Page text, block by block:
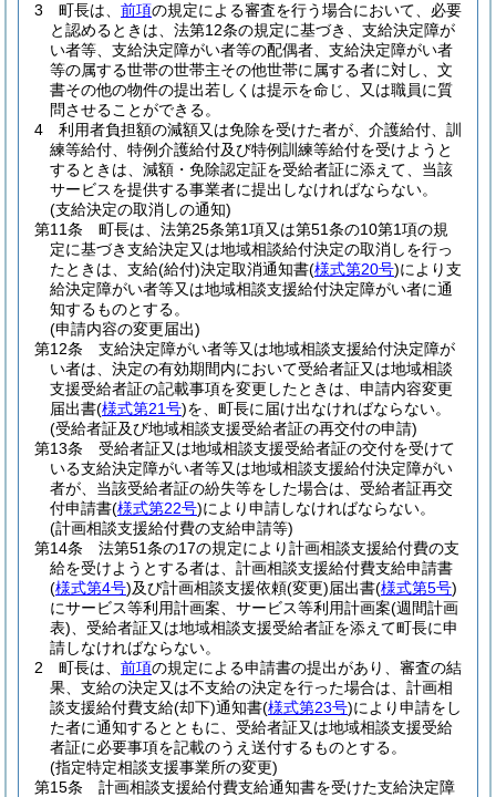
3
町長は、 前項の規定による審査を行う場合において、必要
と認めるときは、法第12条の規定に基づき、支給決定障が
い者等、支給決定障がい者等の配偶者、支給決定障がい者
等の属する世帯の世帯主その他世帯に属する者に対し、文
書その他の物件の提出若しくは提示を命じ、又は職員に質
問させることができる。
4
利用者負担額の減額又は免除を受けた者が、介護給付、訓
練等給付、特例介護給付及び特例訓練等給付を受けようと
するときは、減額・免除認定証を受給者証に添えて、当該
サービスを提供する事業者に提出しなければならない。
(支給決定の取消しの通知)
第11条
町長は、法第25条第1項又は第51条の10第1項の規
定に基づき支給決定又は地域相談給付決定の取消しを行っ
たときは、支給(給付)決定取消通知書(様式第20号)により支
給決定障がい者等又は地域相談支援給付決定障がい者に通
知するものとする。
(申請内容の変更届出)
第12条
支給決定障がい者等又は地域相談支援給付決定障が
い者は、決定の有効期間内において受給者証又は地域相談
支援受給者証の記載事項を変更したときは、申請内容変更
届出書(様式第21号)を、町長に届け出なければならない。
(受給者証及び地域相談支援受給者証の再交付の申請)
第13条
受給者証又は地域相談支援受給者証の交付を受けて
いる支給決定障がい者等又は地域相談支援給付決定障がい
者が、当該受給者証の紛失等をした場合は、受給者証再交
付申請書(様式第22号)により申請しなければならない。
(計画相談支援給付費の支給申請等)
第14条
法第51条の17の規定により計画相談支援給付費の支
給を受けようとする者は、計画相談支援給付費支給申請書
(様式第4号)及び計画相談支援依頼(変更)届出書(様式第5号)
にサービス等利用計画案、サービス等利用計画案(週間計画
表) 、受給者証又は地域相談支援受給者証を添えて町長に申
請しなければならない。
2
町長は、 前項の規定による申請書の提出があり、審査の結
果、支給の決定又は不支給の決定を行った場合は、計画相
談支援給付費支給(却下)通知書(様式第23号)により申請をし
た者に通知するとともに、受給者証又は地域相談支援受給
者証に必要事項を記載のうえ送付するものとする。
(指定特定相談支援事業所の変更)
第15条
計画相談支援給付費支給通知書を受けた支給決定障